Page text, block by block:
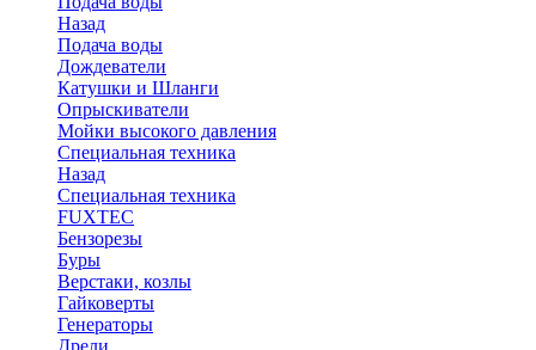
Назад
Подача воды
Дождеватели
Катушки и Шланги
Опрыскиватели
Мойки высокого давления
Специальная техника
Назад
Специальная техника
FUXTEC
Бензорезы
Буры
Верстаки, козлы
Гайковерты
Генераторы
Дрели